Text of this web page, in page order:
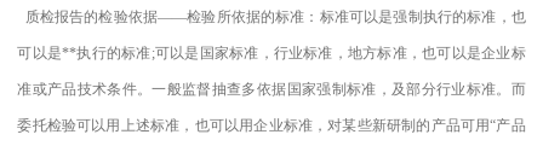
质检报告的检验依据——检验所依据的标准：标准可以是强制执行的标准，也
可以是**执行的标准;可以是国家标准，行业标准，地方标准，也可以是企业标
准或产品技术条件。一般监督抽查多依据国家强制标准，及部分行业标准。而
委托检验可以用上述标准，也可以用企业标准，对某些新研制的产品可用“产品